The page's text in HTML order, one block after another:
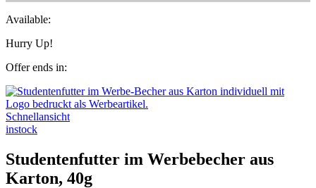
Available:
Hurry Up!
Offer ends in:
Schnellansicht
instock
Studentenfutter im Werbebecher aus
Karton, 40g